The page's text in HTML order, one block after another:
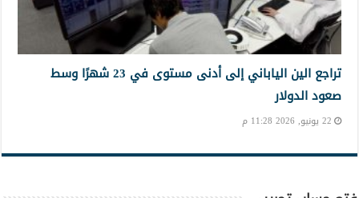
تراجع الين الياباني إلى أدنى مستوى في 23 شهرًا وسط
صعود الدولار
22 يونيو, 2026 11:28 م